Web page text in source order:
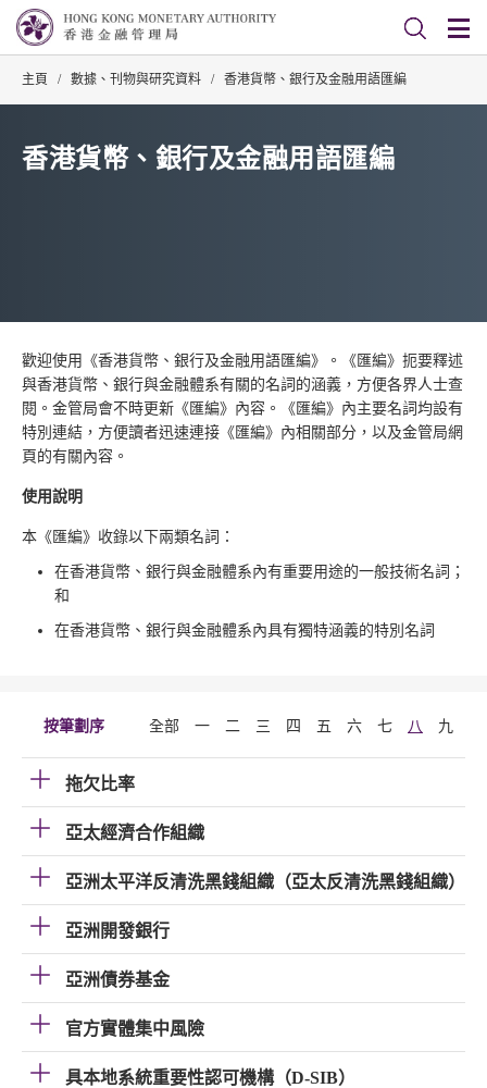
主頁 / 數據、刊物與研究資料 / 香港貨幣、銀行及金融用語匯編
香港貨幣、銀行及金融用語匯編
歡迎使用《香港貨幣、銀行及金融用語匯編》。《匯編》扼要釋述
與香港貨幣、銀行與金融體系有關的名詞的涵義，方便各界人士查
閱。金管局會不時更新《匯編》內容。《匯編》內主要名詞均設有
特別連結，方便讀者迅速連接《匯編》內相關部分，以及金管局網
頁的有關內容。
使用說明
本《匯編》收錄以下兩類名詞：
在香港貨幣、銀行與金融體系內有重要用途的一般技術名詞；
和
在香港貨幣、銀行與金融體系內具有獨特涵義的特別名詞
按筆劃序 全部 一 二 三 四 五 六 七 八 九
拖欠比率
亞太經濟合作組織
亞洲太平洋反清洗黑錢組織（亞太反清洗黑錢組織）
亞洲開發銀行
亞洲債券基金
官方實體集中風險
具本地系統重要性認可機構（D-SIB）